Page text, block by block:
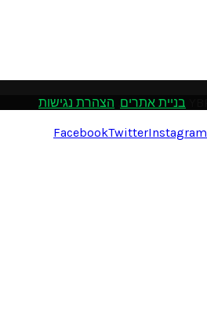
בניית אתרים הצהרת נגישות
FacebookTwitterInstagram